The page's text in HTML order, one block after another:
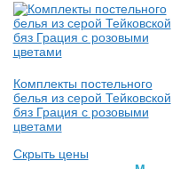
Комплекты постельного
белья из серой Тейковской
бяз Грация с розовыми
цветами
Скрыть цены